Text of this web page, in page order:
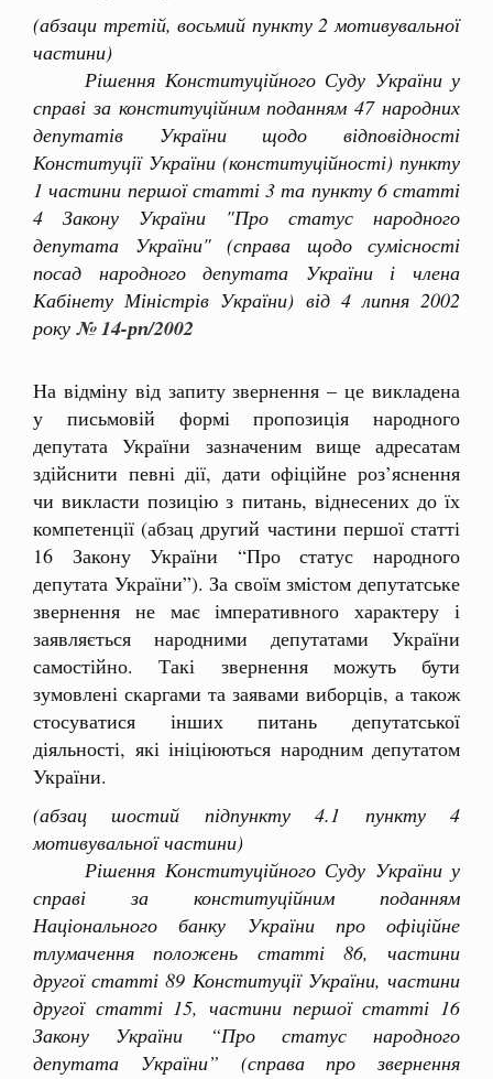
(абзаци третій, восьмий пункту 2 мотивувальної
частини)
Рішення Конституційного Суду України у
справі за конституційним поданням 47 народних
депутатів України щодо відповідності
Конституції України (конституційності) пункту
1 частини першої статті 3 та пункту 6 статті
4 Закону України "Про статус народного
депутата України" (справа щодо сумісності
посад народного депутата України і члена
Кабінету Міністрів України) від 4 липня 2002
року № 14-рп/2002
На відміну від запиту звернення – це викладена
у письмовій формі пропозиція народного
депутата України зазначеним вище адресатам
здійснити певні дії, дати офіційне роз’яснення
чи викласти позицію з питань, віднесених до їх
компетенції (абзац другий частини першої статті
16 Закону України “Про статус народного
депутата України”). За своїм змістом депутатське
звернення не має імперативного характеру і
заявляється народними депутатами України
самостійно. Такі звернення можуть бути
зумовлені скаргами та заявами виборців, а також
стосуватися інших питань депутатської
діяльності, які ініціюються народним депутатом
України.
(абзац шостий підпункту 4.1 пункту 4
мотивувальної частини)
Рішення Конституційного Суду України у
справі за конституційним поданням
Національного банку України про офіційне
тлумачення положень статті 86, частини
другої статті 89 Конституції України, частини
другої статті 15, частини першої статті 16
Закону України “Про статус народного
депутата України” (справа про звернення